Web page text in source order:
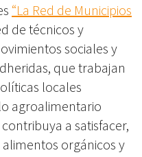
“La Red de Municipios
de técnicos y
sociales y
que trabajan
locales
agroalimentario
a satisfacer,
orgánicos y